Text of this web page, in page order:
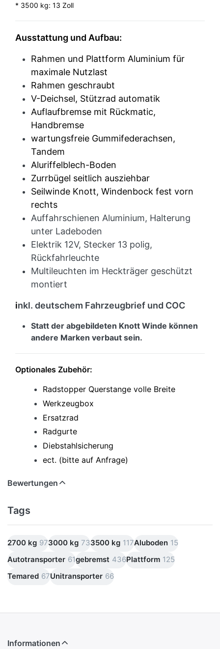
* 3500 kg: 13 Zoll
Ausstattung und Aufbau:
Rahmen und Plattform Aluminium für
maximale Nutzlast
Rahmen geschraubt
V-Deichsel, Stützrad automatik
Auflaufbremse mit Rückmatic,
Handbremse
wartungsfreie Gummifederachsen,
Tandem
Aluriffelblech-Boden
Zurrbügel seitlich ausziehbar
Seilwinde Knott, Windenbock fest vorn
rechts
Auffahrschienen Aluminium, Halterung
unter Ladeboden
Elektrik 12V, Stecker 13 polig,
Rückfahrleuchte
Multileuchten im Heckträger geschützt
montiert
inkl. deutschem Fahrzeugbrief und COC
Statt der abgebildeten Knott Winde können
andere Marken verbaut sein.
Optionales Zubehör:
Radstopper Querstange volle Breite
Werkzeugbox
Ersatzrad
Radgurte
Diebstahlsicherung
ect. (bitte auf Anfrage)
Bewertungen
Tags
2700 kg 973000 kg 733500 kg 117Aluboden 15
Autotransporter 61gebremst 436Plattform 125
Temared 67Unitransporter 66
Informationen